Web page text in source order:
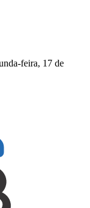
feira, 17 de